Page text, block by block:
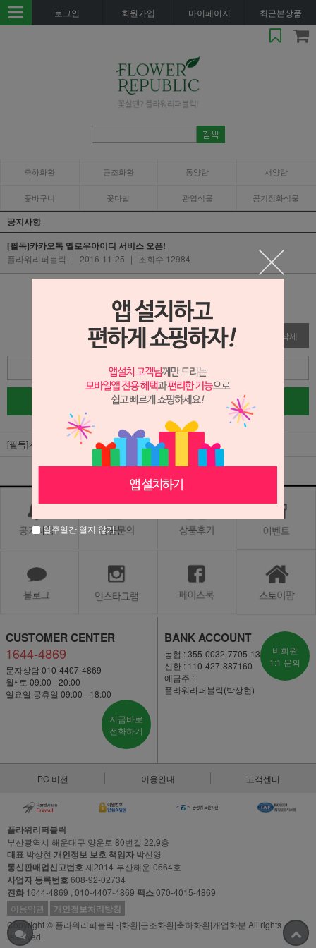
로그인 회원가입 마이페이지 최근본상품
축하화환 근조화환 동양란 서양란
꽃바구니 꽃다발 관엽식물 공기정화식물
공지사항
[필독]카카오톡 옐로우아이디 서비스 오픈!
플라워리퍼블릭 | 2016-11-25 | 조회수 12984
삭제
목록
글쓰기
[필독]카카오톡 옐로우아이디 서비스 오픈!
CUSTOMER CENTER
1644-4869
문자상담 010-4407-4869
월~토 09:00 - 20:00
일요일·공휴일 09:00 - 18:00
지금바로
전화하기
BANK ACCOUNT
농협 : 355-0032-7705-13
신한 : 110-427-887160
예금주 :
플라워리퍼블릭(박상현)
비회원
1:1 문의
PC 버전 이용안내 고객센터
플라워리퍼블릭
부산광역시 해운대구 양운로 80번길 22,9층
대표 박상현 개인정보 보호 책임자 박신영
통신판매업신고번호제2014-부산해운-0664호
사업자 등록번호608-92-02734
전화 1644-4869 , 010-4407-4869 팩스070-4015-4869
이용약관
개인정보처리방침
Copyright © 플라워리퍼블릭 -|화환|근조화환|축하화환|개업화분 All rights
reserved.
일주일간 열지 않기